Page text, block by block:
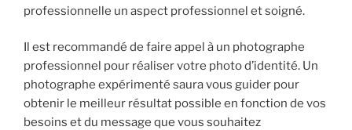
professionnelle un aspect professionnel et soigné.
Il est recommandé de faire appel à un photographe
professionnel pour réaliser votre photo d’identité. Un
photographe expérimenté saura vous guider pour
obtenir le meilleur résultat possible en fonction de vos
besoins et du message que vous souhaitez